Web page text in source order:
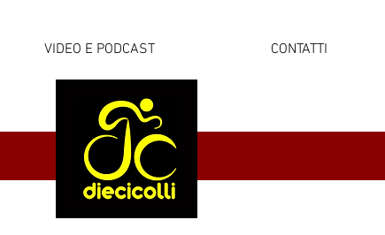
VIDEO E PODCAST CONTATTI